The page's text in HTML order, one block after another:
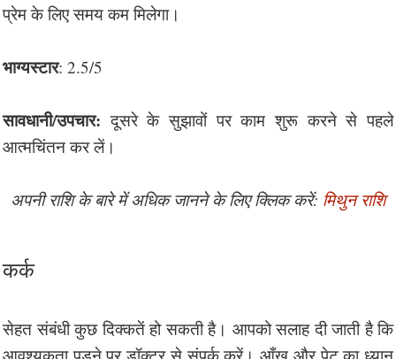
प्रेम के लिए समय कम मिलेगा।
भाग्यस्टार: 2.5/5
सावधानी/उपचार: दूसरे के सुझावों पर काम शुरू करने से पहले
आत्मचिंतन कर लें।
अपनी राशि के बारे में अधिक जानने के लिए क्लिक करें: मिथुन राशि
कर्क
सेहत संबंधी कुछ दिक्कतें हो सकती है। आपको सलाह दी जाती है कि